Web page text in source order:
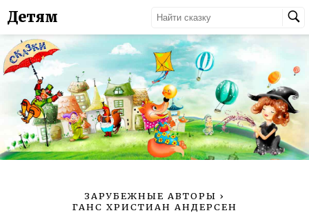
Детям
ЗАРУБЕЖНЫЕ АВТОРЫ ›
ГАНС ХРИСТИАН АНДЕРСЕН